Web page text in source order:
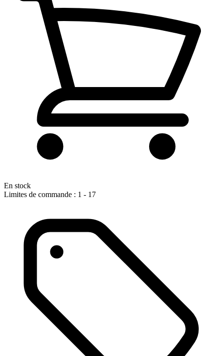
En stock
Limites de commande : 1 - 17